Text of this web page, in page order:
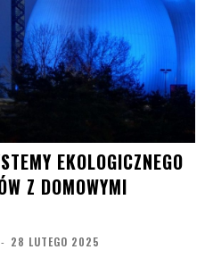
EKOLOGICZNEGO
Z DOMOWYMI
- 28 LUTEGO 2025